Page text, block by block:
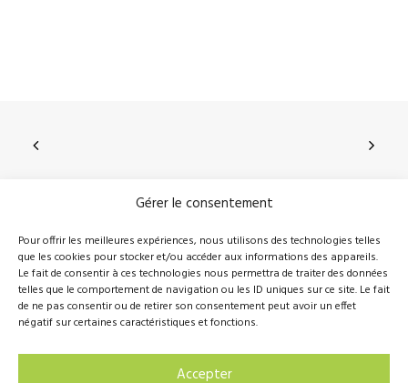
Gérer le consentement
Pour offrir les meilleures expériences, nous utilisons des technologies telles
que les cookies pour stocker et/ou accéder aux informations des appareils.
Le fait de consentir à ces technologies nous permettra de traiter des données
telles que le comportement de navigation ou les ID uniques sur ce site. Le fait
de ne pas consentir ou de retirer son consentement peut avoir un effet
négatif sur certaines caractéristiques et fonctions.
Accepter
210, rue Principale, Vallée-Jonction (Qc), G0S 3J0
418 389-8899info@novalie.ca
© 2016 Novalie Tous droits réservés –Politique de